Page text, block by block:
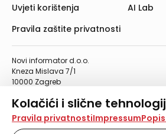
Kolačići i slične
Na našoj web stranici koristimo
tehnologije za pohranu, čitanje i
Pravila privatnostiImpressum
Novi informator d.o.o.
Kneza Mislava 7/1
10000 Zagreb
Telefaks: 01/4612-553
info@informator.hr
Uvjeti korištenja
Pravila zaštite privatnosti
AI Lab